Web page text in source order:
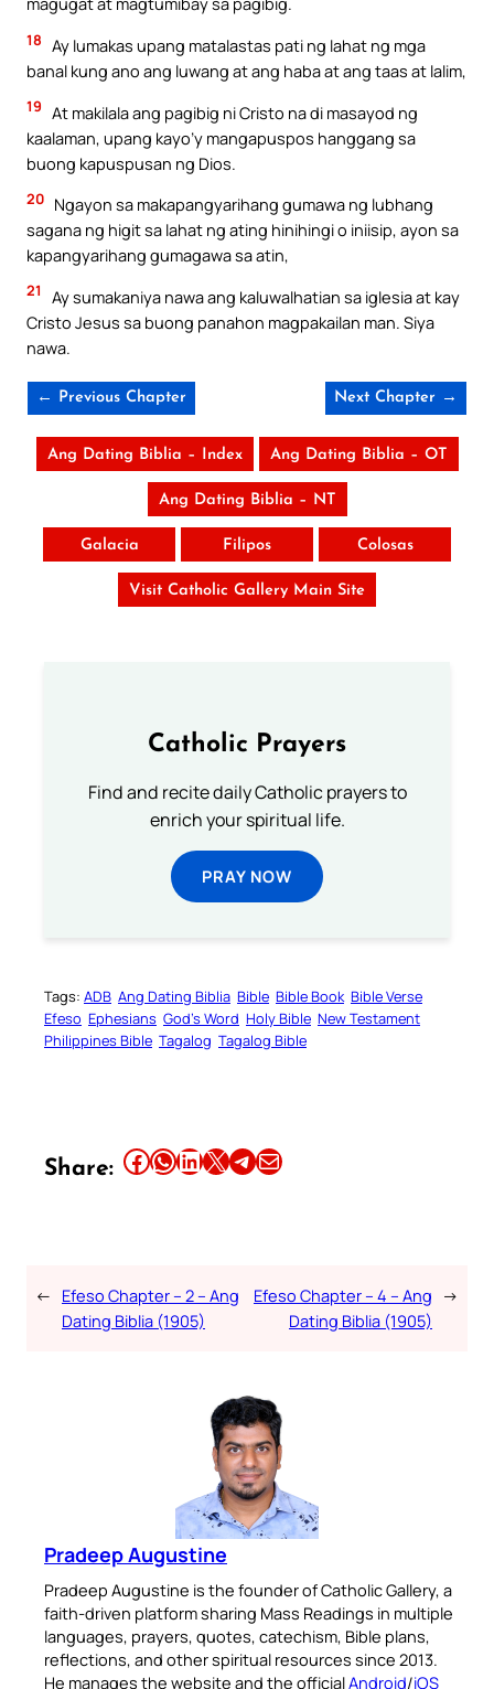
18 Ay lumakas upang matalastas pati ng lahat ng mga
banal kung ano ang luwang at ang haba at ang taas at lalim,
19 At makilala ang pagibig ni Cristo na di masayod ng
kaalaman, upang kayo’y mangapuspos hanggang sa
buong kapuspusan ng Dios.
20 Ngayon sa makapangyarihang gumawa ng lubhang
sagana ng higit sa lahat ng ating hinihingi o iniisip, ayon sa
kapangyarihang gumagawa sa atin,
21
Ay sumakaniya nawa ang kaluwalhatian sa iglesia at kay
Cristo Jesus sa buong panahon magpakailan man. Siya
nawa.
← Previous Chapter Next Chapter →
Ang Dating Biblia – Index Ang Dating Biblia – OT
Ang Dating Biblia – NT
Galacia Filipos Colosas
Visit Catholic Gallery Main Site
Catholic Prayers
Find and recite daily Catholic prayers to
enrich your spiritual life.
PRAY NOW
Tags: ADB Ang Dating Biblia Bible Bible Book Bible Verse
Efeso Ephesians God’s Word Holy Bible New Testament
Philippines Bible Tagalog Tagalog Bible
Share: Share this article on Facebook Share this article on WhatsApp Share this article on LinkedIn Share this article on X Share this article on TelegramEmail this Article
← Efeso Chapter – 2 – Ang
Dating Biblia (1905)
Efeso Chapter – 4 – Ang
Dating Biblia (1905)
→
Pradeep Augustine
Pradeep Augustine is the founder of Catholic Gallery, a
faith-driven platform sharing Mass Readings in multiple
languages, prayers, quotes, catechism, Bible plans,
reflections, and other spiritual resources since 2013.
He manages the website and the officialAndroid/iOS